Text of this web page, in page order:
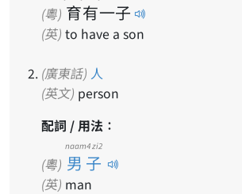
(粵) 育有一子
(英) to have a son
(廣東話) 人
(英文) person
配詞 / 用法：
(粵) 男子
naam4 zi2
(英) man